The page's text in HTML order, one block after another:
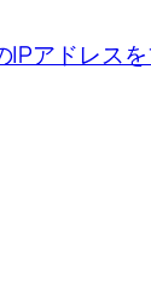
IPアドレス